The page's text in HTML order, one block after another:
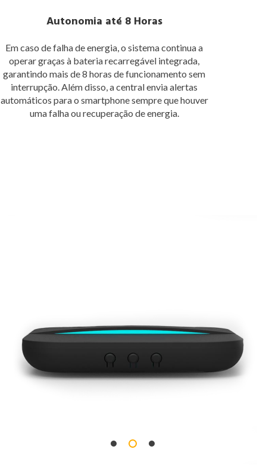
Autonomia até 8 Horas
Em caso de falha de energia, o sistema continua a
operar graças à bateria recarregável integrada,
garantindo mais de 8 horas de funcionamento sem
interrupção. Além disso, a central envia alertas
automáticos para o smartphone sempre que houver
uma falha ou recuperação de energia.